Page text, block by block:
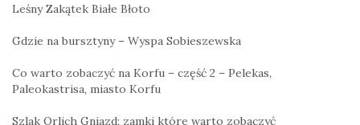
Leśny Zakątek Białe Błoto
Gdzie na bursztyny – Wyspa Sobieszewska
Co warto zobaczyć na Korfu – część 2 – Pelekas,
Paleokastrisa, miasto Korfu
Szlak Orlich Gniazd: zamki które warto zobaczyć